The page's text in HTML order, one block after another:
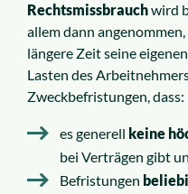
Rechtsmissbrauchwird
allem dann
längere Zeit seine
Lasten des
Zweckbefristungen, dass:
es generell keine
bei Verträgen gibt
Befristungen